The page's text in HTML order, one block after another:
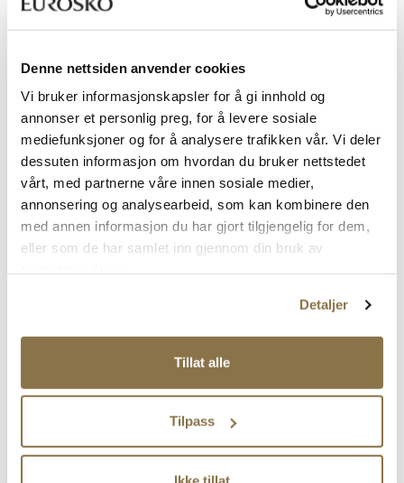
Denne nettsiden anvender cookies
Vi bruker informasjonskapsler for å gi innhold og
annonser et personlig preg, for å levere sosiale
mediefunksjoner og for å analysere trafikken vår. Vi deler
dessuten informasjon om hvordan du bruker nettstedet
vårt, med partnerne våre innen sosiale medier,
annonsering og analysearbeid, som kan kombinere den
med annen informasjon du har gjort tilgjengelig for dem,
eller som de har samlet inn gjennom din bruk av
Detaljer
Tillat alle
Tilpass
STOCKHOLM DESIGN GROUP
Klassisk skinnskolett
Pris
1 799,-
BLACK
Chelsea boots
Pris
899,-
Trendy chelseaboot
RIEKER
RIEKER Schwarz/Schwarz